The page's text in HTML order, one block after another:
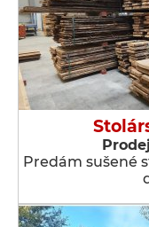
Predám sušené